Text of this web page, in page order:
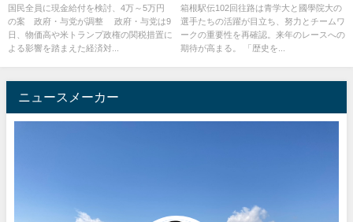
給付へ。もちろん選挙前です。
国民全員に現金給付を検討、4万～5万円
の案 政府・与党が調整 政府・与党は9
日、物価高や米トランプ政権の関税措置に
よる影響を踏まえた経済対...
朝日を５区投入。区間賞は？
箱根駅伝102回往路は青学大と國學院大の
選手たちの活躍が目立ち、努力とチームワ
ークの重要性を再確認。来年のレースへの
期待が高まる。 「歴史を...
ニュースメーカー